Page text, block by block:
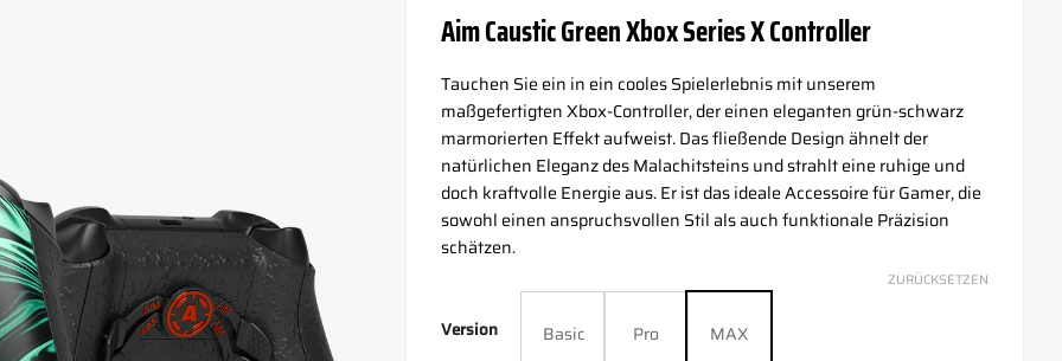
Aim Caustic Green Xbox Series X Controller
Tauchen Sie ein in ein cooles Spielerlebnis mit unserem
maßgefertigten Xbox-Controller, der einen eleganten grün-schwarz
marmorierten Effekt aufweist. Das fließende Design ähnelt der
natürlichen Eleganz des Malachitsteins und strahlt eine ruhige und
doch kraftvolle Energie aus. Er ist das ideale Accessoire für Gamer, die
sowohl einen anspruchsvollen Stil als auch funktionale Präzision
schätzen.
Version Basic Pro MAX
ZURÜCKSETZEN